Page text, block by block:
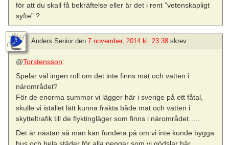
för att du skall få bekräftelse eller är det i rent ”vetenskapligt
syfte” ?
Anders Senior den 7 november, 2014 kl. 23:38 skrev:
@Torstensson:
Spelar väl ingen roll om det inte finns mat och vatten i
närområdet?
För de enorma summor vi lägger här i sverige på ett fåtal,
skulle vi istället lätt kunna frakta både mat och vatten i
skytteltrafik till de flyktingläger som finns i närområdet…..
Det är nästan så man kan fundera på om vi inte kunde bygga